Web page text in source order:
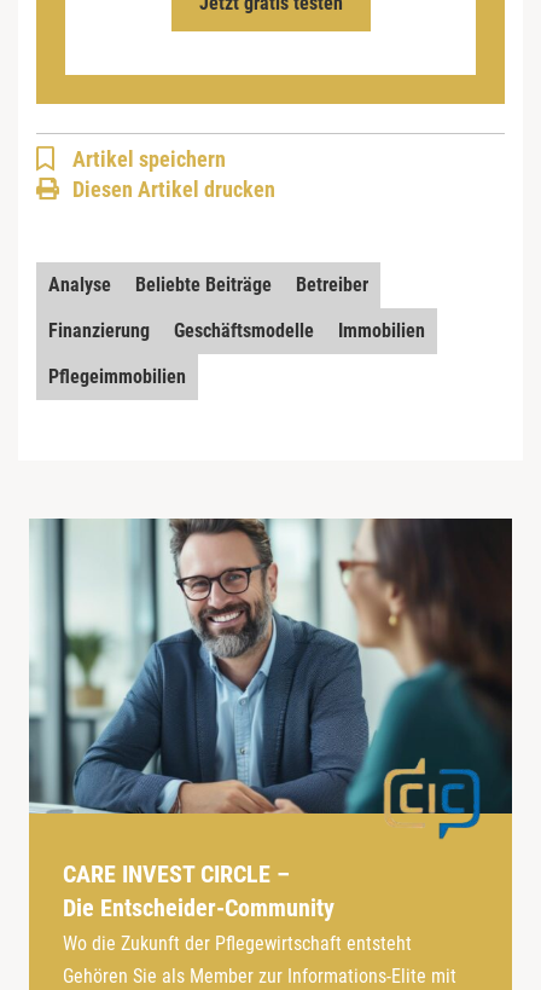
Artikel speichern
Diesen Artikel drucken
Analyse Beliebte Beiträge
Betreiber
Finanzierung
Geschäftsmodelle
Immobilien
Pflegeimmobilien
CARE INVEST CIRCLE –
Die Entscheider-Community
Wo die Zukunft der Pflegewirtschaft entsteht
Gehören Sie als Member zur Informations-Elite mit